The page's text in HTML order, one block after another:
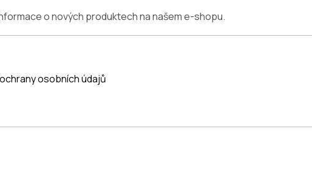
o nových produktech na našem e-shopu.
osobních údajů